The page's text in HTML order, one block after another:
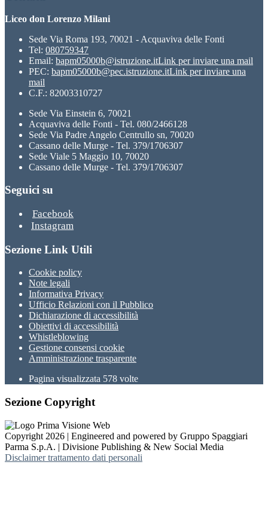
Liceo don Lorenzo Milani
Sede Via Roma 193, 70021 - Acquaviva delle Fonti
Tel: 080759347
Email: bapm05000b@istruzione.itLink per inviare una mail
PEC: bapm05000b@pec.istruzione.itLink per inviare una
mail
C.F.: 82003310727
Sede Via Einstein 6, 70021
Acquaviva delle Fonti - Tel. 080/2466128
Sede Via Padre Angelo Centrullo sn, 70020
Cassano delle Murge - Tel. 379/1706307
Sede Viale 5 Maggio 10, 70020
Cassano delle Murge - Tel. 379/1706307
Seguici su
Facebook
Instagram
Sezione Link Utili
Cookie policy
Note legali
Informativa Privacy
Ufficio Relazioni con il Pubblico
Dichiarazione di accessibilità
Obiettivi di accessibilità
Whistleblowing
Gestione consensi cookie
Amministrazione trasparente
Pagina visualizzata 578 volte
Sezione Copyright
Copyright 2026 | Engineered and powered by Gruppo Spaggiari
Parma S.p.A. | Divisione Publishing & New Social Media
Disclaimer trattamento dati personali